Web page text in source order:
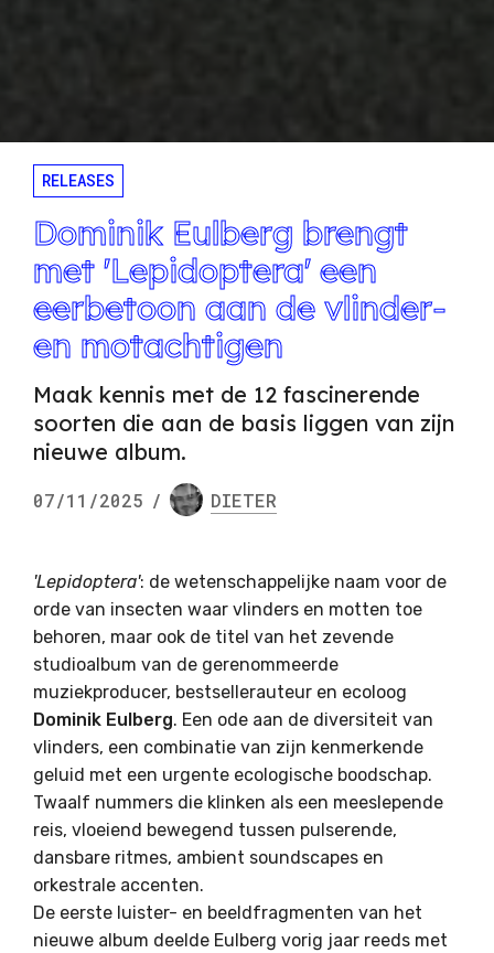
RELEASES
Dominik Eulberg brengt
met 'Lepidoptera' een
eerbetoon aan de vlinder-
en motachtigen
Maak kennis met de 12 fascinerende
soorten die aan de basis liggen van zijn
nieuwe album.
07/11/2025 / DIETER
'Lepidoptera': de wetenschappelijke naam voor de
orde van insecten waar vlinders en motten toe
behoren, maar ook de titel van het zevende
studioalbum van de gerenommeerde
muziekproducer, bestsellerauteur en ecoloog
Dominik Eulberg. Een ode aan de diversiteit van
vlinders, een combinatie van zijn kenmerkende
geluid met een urgente ecologische boodschap.
Twaalf nummers die klinken als een meeslepende
reis, vloeiend bewegend tussen pulserende,
dansbare ritmes, ambient soundscapes en
orkestrale accenten.
De eerste luister- en beeldfragmenten van het
nieuwe album deelde Eulberg vorig jaar reeds met